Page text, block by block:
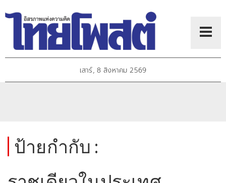
เสาร์, 8 สิงหาคม 2569
ป้ายกำกับ :